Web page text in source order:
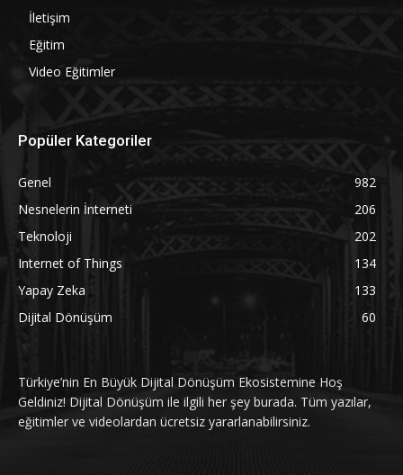
İletişim
Eğitim
Video Eğitimler
Popüler Kategoriler
Genel
982
Nesnelerin İnterneti
206
Teknoloji
202
Internet of Things
134
Yapay Zeka
133
Dijital Dönüşüm
60
Türkiye’nin En Büyük Dijital Dönüşüm Ekosistemine Hoş
Geldiniz! Dijital Dönüşüm ile ilgili her şey burada. Tüm yazılar,
eğitimler ve videolardan ücretsiz yararlanabilirsiniz.